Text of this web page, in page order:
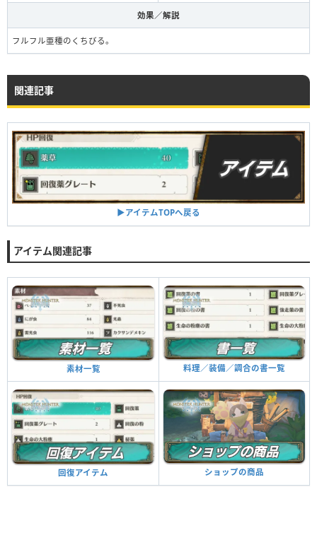
効果／解説
フルフル亜種のくちびる。
関連記事
▶︎アイテムTOPへ戻る
アイテム関連記事
素材一覧 料理／装備／調合の書一覧
回復アイテム ショップの商品